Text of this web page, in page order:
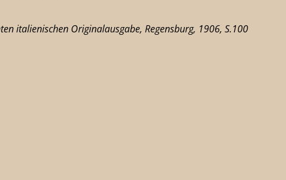
italienischen Originalausgabe, Regensburg, 1906, S.100